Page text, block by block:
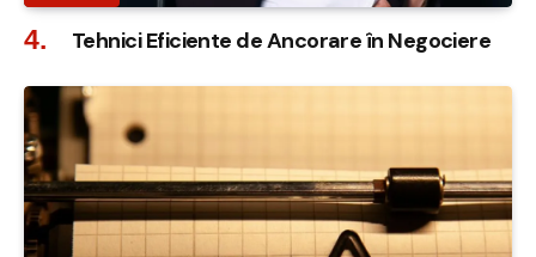
Tehnici Eficiente de Ancorare în Negociere